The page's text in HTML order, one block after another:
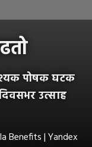
पोषक घटक
उत्साह
Benefits | Yandex